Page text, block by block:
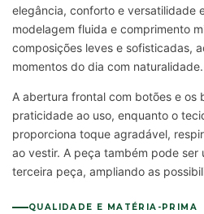
elegância, conforto e versatilidade
modelagem fluida e comprimento
composições leves e sofisticadas,
momentos do dia com naturalidade.
A abertura frontal com botões e os
praticidade ao uso, enquanto o
proporciona toque agradável,
ao vestir. A peça também pode ser
terceira peça, ampliando as
QUALIDADE E MATÉRIA-PRIMA